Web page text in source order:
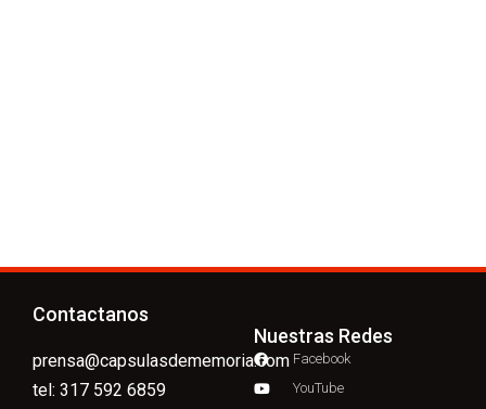
Contactanos
prensa@capsulasdememoria.com
tel: 317 592 6859
Nuestras Redes
Facebook
YouTube